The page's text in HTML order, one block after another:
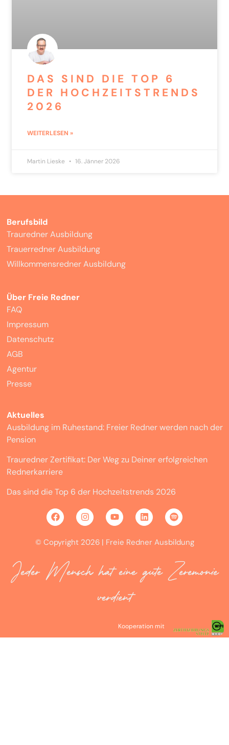
DAS SIND DIE TOP 6
DER HOCHZEITSTRENDS
2026
WEITERLESEN »
Martin Lieske 16. Jänner 2026
Berufsbild
Trauredner Ausbildung
Trauerredner Ausbildung
Willkommensredner Ausbildung
Über Freie Redner
FAQ
Impressum
Datenschutz
AGB
Agentur
Presse
Aktuelles
Ausbildung im Ruhestand: Freier Redner werden nach der
Pension
Trauredner Zertifikat: Der Weg zu Deiner erfolgreichen
Rednerkarriere
Das sind die Top 6 der Hochzeitstrends 2026
© Copyright 2026 | Freie Redner Ausbildung
Jeder Mensch hat eine gute Zeremonie
verdient
Kooperation mit